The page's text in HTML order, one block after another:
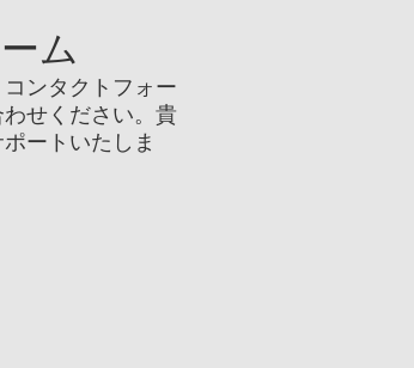
ム
ンタクトフォー
せください。貴
ートいたしま